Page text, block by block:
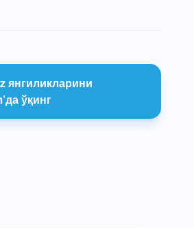
янгиликларини
ўқинг